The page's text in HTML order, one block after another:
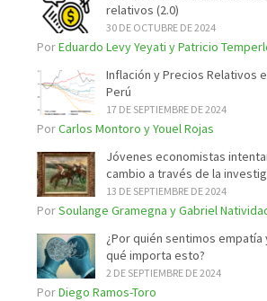
relativos (2.0)
30 DE OCTUBRE DE 2024
PorEduardo Levy Yeyati y Patricio
Inflación y Precios Relativos
Perú
17 DE SEPTIEMBRE DE 2024
PorCarlos Montoro y Youel Rojas
Jóvenes economistas
cambio a través de la
13 DE SEPTIEMBRE DE 2024
PorSoulange Gramegna y Gabriel
¿Por quién sentimos empatía
qué importa esto?
2 DE SEPTIEMBRE DE 2024
PorDiego Ramos-Toro